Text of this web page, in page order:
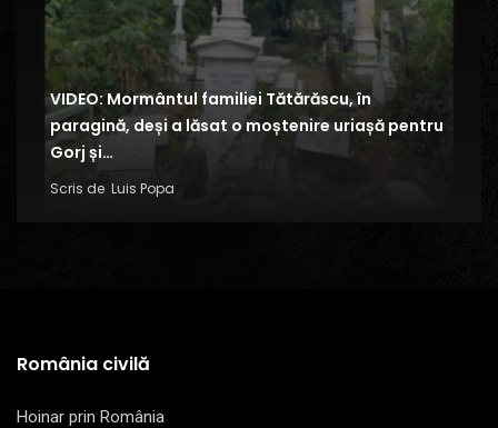
VIDEO: Mormântul familiei Tătărăscu, în
paragină, deși a lăsat o moștenire uriașă pentru
Gorj și…
Scris de Luis Popa
România civilă
Hoinar prin România